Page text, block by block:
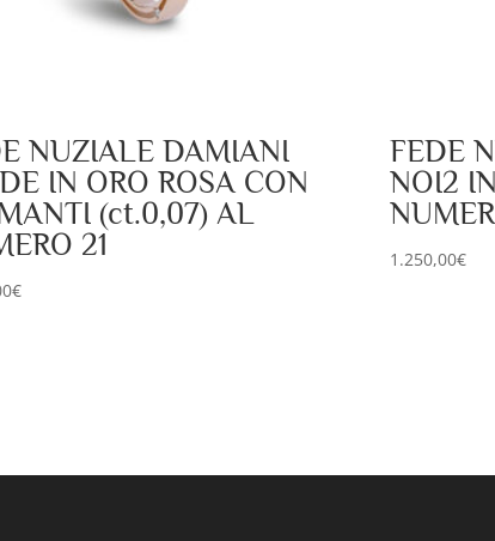
NUZIALE DAMIANI
IN ORO ROSA CON
(ct.0,07) AL
21
€
FEDE
NOI2
1.250,00€